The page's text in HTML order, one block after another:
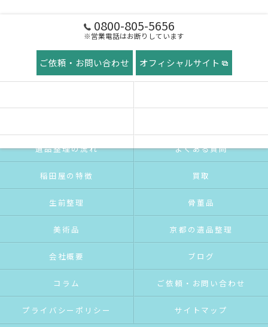
0800-805-5656
※営業電話はお断りしています
ご依頼・お問い合わせ オフィシャルサイト
遺品整理の流れ よくある質問
稲田屋の特徴 買取
生前整理 骨董品
美術品 京都の遺品整理
会社概要 ブログ
コラム ご依頼・お問い合わせ
プライバシーポリシー サイトマップ